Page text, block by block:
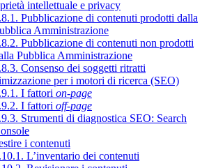
intellettuale e privacy
Pubblicazione di contenuti prodotti dalla
Amministrazione
Pubblicazione di contenuti non prodotti
Pubblica Amministrazione
Consenso dei soggetti ritratti
per i motori di ricerca (SEO)
I fattori on-page
I fattori off-page
Strumenti di diagnostica SEO: Search
i contenuti
L’inventario dei contenuti